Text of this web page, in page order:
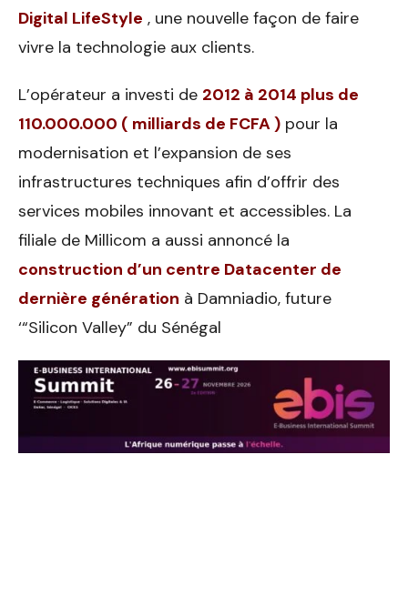
Digital LifeStyle , une nouvelle façon de faire
vivre la technologie aux clients.
L’opérateur a investi de 2012 à 2014 plus de
110.000.000 ( milliards de FCFA ) pour la
modernisation et l’expansion de ses
infrastructures techniques afin d’offrir des
services mobiles innovant et accessibles. La
filiale de Millicom a aussi annoncé la
construction d’un centre Datacenter de
dernière génération à Damniadio, future
‘“Silicon Valley” du Sénégal